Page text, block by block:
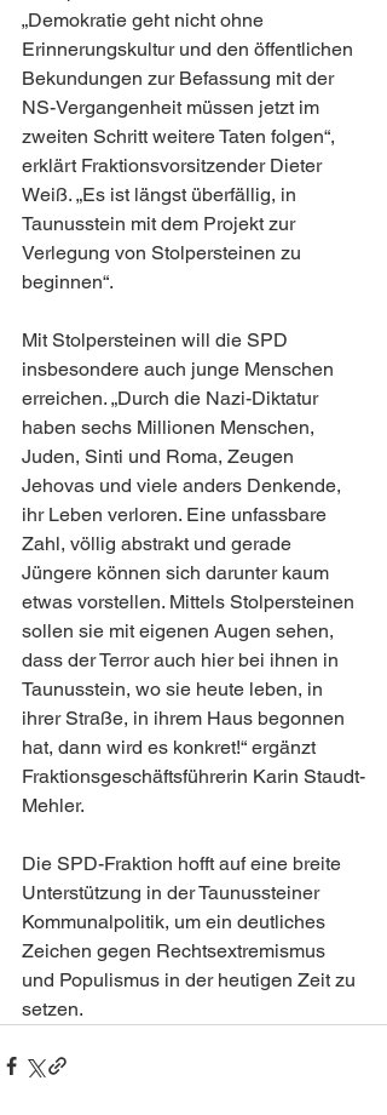
„Demokratie geht nicht ohne
Erinnerungskultur und den öffentlichen
Bekundungen zur Befassung mit der
NS-Vergangenheit müssen jetzt im
zweiten Schritt weitere Taten folgen“,
erklärt Fraktionsvorsitzender Dieter
Weiß. „Es ist längst überfällig, in
Taunusstein mit dem Projekt zur
Verlegung von Stolpersteinen zu
beginnen“.
Mit Stolpersteinen will die SPD
insbesondere auch junge Menschen
erreichen. „Durch die Nazi-Diktatur
haben sechs Millionen Menschen,
Juden, Sinti und Roma, Zeugen
Jehovas und viele anders Denkende,
ihr Leben verloren. Eine unfassbare
Zahl, völlig abstrakt und gerade
Jüngere können sich darunter kaum
etwas vorstellen. Mittels Stolpersteinen
sollen sie mit eigenen Augen sehen,
dass der Terror auch hier bei ihnen in
Taunusstein, wo sie heute leben, in
ihrer Straße, in ihrem Haus begonnen
hat, dann wird es konkret!“ ergänzt
Fraktionsgeschäftsführerin Karin Staudt-
Mehler.
Die SPD-Fraktion hofft auf eine breite
Unterstützung in der Taunussteiner
Kommunalpolitik, um ein deutliches
Zeichen gegen Rechtsextremismus
und Populismus in der heutigen Zeit zu
setzen.